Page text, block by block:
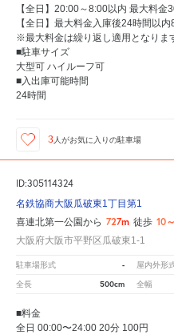
【全日】20:00～8:00以内 最大料金
【全日】最大料金入庫後24時間以内
※最大料金は繰り返し適用となりま
■駐車サイズ
大型可 ハイルーフ可
■入出庫可能時間
24時間
3人がお気に入りの駐車場
ID:305114324
名鉄協商大阪瓜破東1丁目第1
喜連北第一公園から 727m 徒歩 10
大阪府大阪市平野区瓜破東1-1
駐車場形式 - 屋内外形
全長 500cm 全幅
■料金
全日 00:00〜24:00 20分 100円